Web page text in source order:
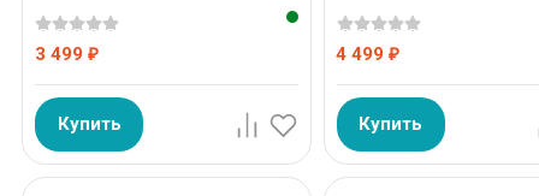
3 499₽
Купить
4 499₽
Купить